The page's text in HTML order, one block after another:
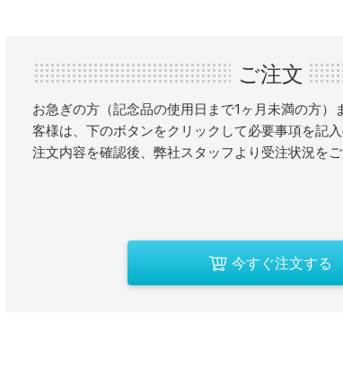
ご注文
お急ぎの方（記念品の使用日まで1ヶ月未満の方）
客様は、下のボタンをクリックして必要事項を記入
注文内容を確認後、弊社スタッフより受注状況をご
今すぐ注文する